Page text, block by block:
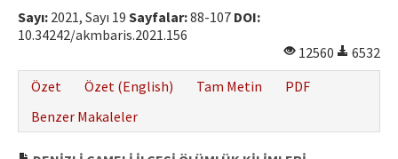
Sayı: 2021, Sayı 19 Sayfalar:88-107 DOI:
10.34242/akmbaris.2021.156
12560
6532
Özet
Özet (English) Tam Metin
PDF
Benzer Makaleler